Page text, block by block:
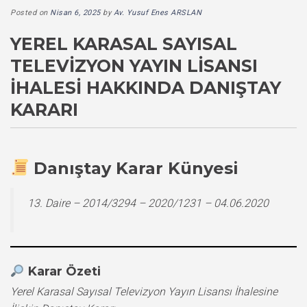
Posted on Nisan 6, 2025byAv. Yusuf Enes ARSLAN
YEREL KARASAL SAYISAL
TELEVIZYON YAYIN LISANSI
İHALESI HAKKINDA DANIŞTAY
KARARI
Danıştay Karar Künyesi
13. Daire – 2014/3294 – 2020/1231 – 04.06.2020
Karar Özeti
Yerel Karasal Sayısal Televizyon Yayın Lisansı İhalesine